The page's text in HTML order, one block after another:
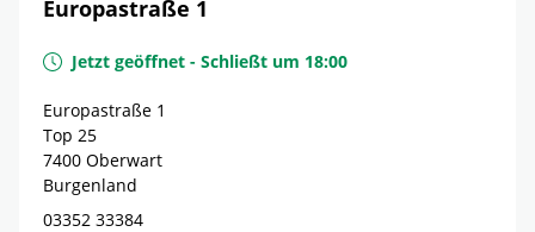
Europastraße 1
Jetzt geöffnet - Schließt um 18:00
Europastraße 1
Top 25
7400 Oberwart
Burgenland
03352 33384